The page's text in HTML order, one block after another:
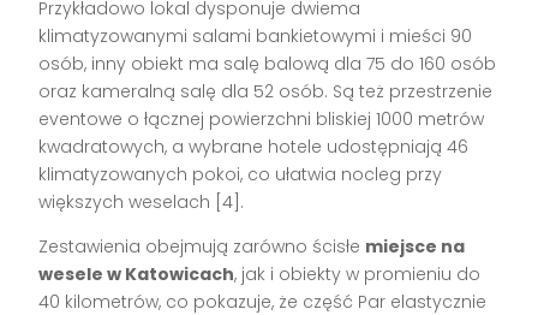
Przykładowo lokal dysponuje dwiema
klimatyzowanymi salami bankietowymi i mieści 90
osób, inny obiekt ma salę balową dla 75 do 160 osób
oraz kameralną salę dla 52 osób. Są też przestrzenie
eventowe o łącznej powierzchni bliskiej 1000 metrów
kwadratowych, a wybrane hotele udostępniają 46
klimatyzowanych pokoi, co ułatwia nocleg przy
większych weselach [4].
Zestawienia obejmują zarówno ścisłe miejsce na
wesele w Katowicach, jak i obiekty w promieniu do
40 kilometrów, co pokazuje, że część Par elastycznie